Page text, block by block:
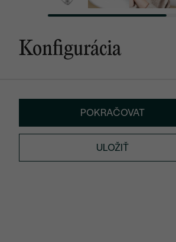
Konfigurácia
POKRAČOVAT
ULOŽIŤ
Mohlo by sa
€ 219